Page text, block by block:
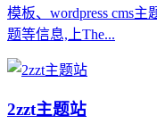
模板、wordpress cms主
题等信息,上The...
2zzt主题站